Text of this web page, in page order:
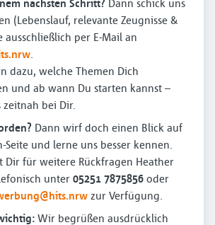
nächsten Schritt? Dann schick uns
(Lebenslauf, relevante Zeugnisse &
per E-Mail an
.
dazu, welche Themen Dich
und ab wann Du starten kannst –
bei Dir.
Dann wirf doch einen Blick auf
Seite und lerne uns besser kennen.
Dir für weitere Rückfragen Heather
unter 05251 7875856 oder
zur Verfügung.
Wir begrüßen ausdrücklich